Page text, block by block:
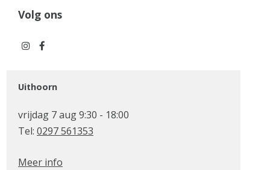
Volg ons
Uithoorn
vrijdag 7 aug 9:30 - 18:00
Tel: 0297 561353
Meer info